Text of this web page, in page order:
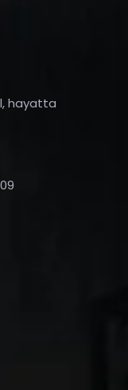
hayatta